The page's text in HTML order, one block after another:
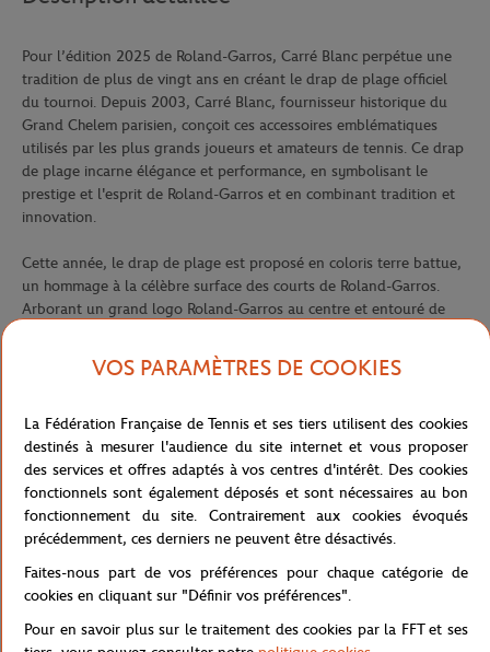
Pour l’édition 2025 de Roland-Garros, Carré Blanc perpétue une
tradition de plus de vingt ans en créant le drap de plage officiel
du tournoi. Depuis 2003, Carré Blanc, fournisseur historique du
Grand Chelem parisien, conçoit ces accessoires emblématiques
utilisés par les plus grands joueurs et amateurs de tennis. Ce drap
de plage incarne élégance et performance, en symbolisant le
prestige et l'esprit de Roland-Garros et en combinant tradition et
innovation.
Cette année, le drap de plage est proposé en coloris terre battue,
un hommage à la célèbre surface des courts de Roland-Garros.
Arborant un grand logo Roland-Garros au centre et entouré de
parfaitement l’essence de ce tournoi mythique. Le modèle inclut
également un liteau supérieur avec l’inscription « Roland-Garros »
son authenticité et son caractère unique.
Réalisé en bouclette de coton jacquard biologique certifié GOTS,
ce drap de plage assure un confort exceptionnel et une
absorption optimale. Respectueux de l’environnement, il offre une
expérience luxueuse grâce à sa douceur et à sa qualité premium.
motif de la tour Eiffel, pour que chacun trouve le modèle qui lui
VOS PARAMÈTRES DE COOKIES
La Fédération Française de Tennis et ses tiers utilisent des cookies
destinés à mesurer l'audience du site internet et vous proposer
des services et offres adaptés à vos centres d'intérêt. Des cookies
fonctionnels sont également déposés et sont nécessaires au bon
fonctionnement du site. Contrairement aux cookies évoqués
précédemment, ces derniers ne peuvent être désactivés.
Faites-nous part de vos préférences pour chaque catégorie de
cookies en cliquant sur "Définir vos préférences".
Pour en savoir plus sur le traitement des cookies par la FFT et ses